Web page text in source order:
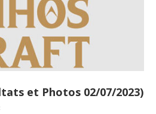
et Photos 02/07/2023)